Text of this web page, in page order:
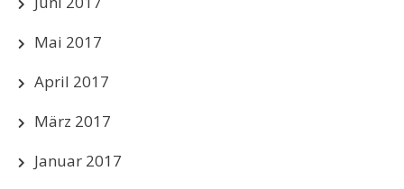
Mai 2017
April 2017
März 2017
Januar 2017